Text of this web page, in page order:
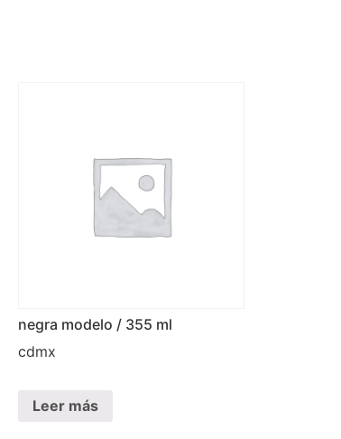
negra modelo / 355 ml
cdmx
Leer más